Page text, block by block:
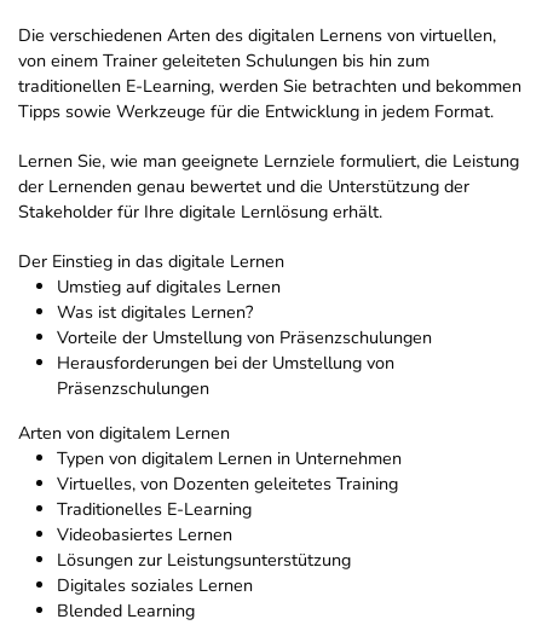
Die verschiedenen Arten des digitalen Lernens von virtuellen,
von einem Trainer geleiteten Schulungen bis hin zum
traditionellen E-Learning, werden Sie betrachten und bekommen
Tipps sowie Werkzeuge für die Entwicklung in jedem Format.
Lernen Sie, wie man geeignete Lernziele formuliert, die Leistung
der Lernenden genau bewertet und die Unterstützung der
Stakeholder für Ihre digitale Lernlösung erhält.
Der Einstieg in das digitale Lernen
Umstieg auf digitales Lernen
Was ist digitales Lernen?
Vorteile der Umstellung von Präsenzschulungen
Herausforderungen bei der Umstellung von
Präsenzschulungen
Arten von digitalem Lernen
Typen von digitalem Lernen in Unternehmen
Virtuelles, von Dozenten geleitetes Training
Traditionelles E-Learning
Videobasiertes Lernen
Lösungen zur Leistungsunterstützung
Digitales soziales Lernen
Blended Learning